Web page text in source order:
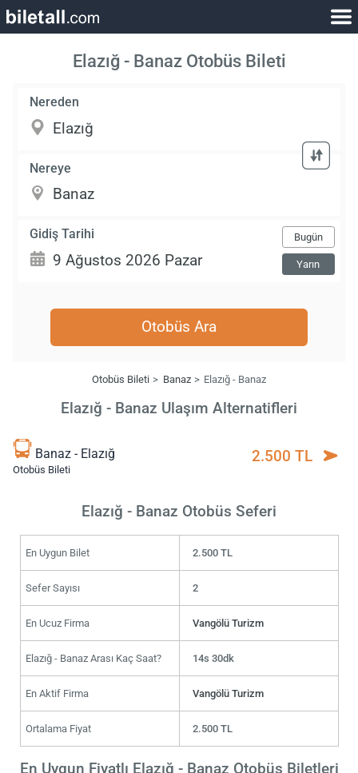
Elazığ - Banaz Otobüs Bileti
Nereden
Nereye
Gidiş Tarihi Bugün
Yarın
Otobüs Ara
Otobüs Bileti Banaz Elazığ - Banaz
Elazığ - Banaz Ulaşım Alternatifleri
Banaz - Elazığ
Otobüs Bileti
2.500 TL
Elazığ - Banaz Otobüs Seferi
En Uygun Bilet 2.500 TL
Sefer Sayısı 2
En Ucuz Firma Vangölü Turizm
Elazığ - Banaz Arası Kaç Saat? 14s 30dk
En Aktif Firma Vangölü Turizm
Ortalama Fiyat 2.500 TL
En Uygun Fiyatlı Elazığ - Banaz Otobüs Biletleri